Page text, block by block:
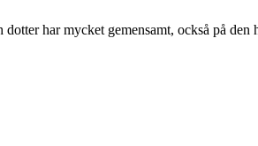
har mycket gemensamt, också på den